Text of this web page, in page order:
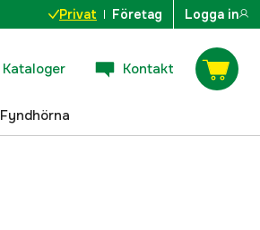
Privat Företag Logga in
Kataloger Kontakt
Fyndhörna